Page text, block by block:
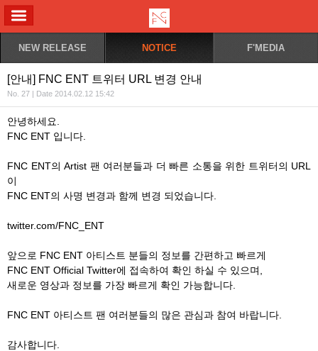
NEW RELEASE NOTICE F'MEDIA
[안내] FNC ENT 트위터 URL 변경 안내
No. 27 | Date 2014.02.12 15:42
안녕하세요.
FNC ENT 입니다.
FNC ENT의 Artist 팬 여러분들과 더 빠른 소통을 위한 트위터의 URL
이
FNC ENT의 사명 변경과 함께 변경 되었습니다.
twitter.com/FNC_ENT
앞으로 FNC ENT 아티스트 분들의 정보를 간편하고 빠르게
FNC ENT Official Twitter에 접속하여 확인 하실 수 있으며,
새로운 영상과 정보를 가장 빠르게 확인 가능합니다.
FNC ENT 아티스트 팬 여러분들의 많은 관심과 참여 바랍니다.
감사합니다.